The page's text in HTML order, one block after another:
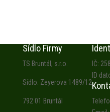
Sídlo Firmy
TS Bruntál, s.r.o.
Sídlo: Zeyerova 1489/12
792 01 Bruntál
IČ:
ID